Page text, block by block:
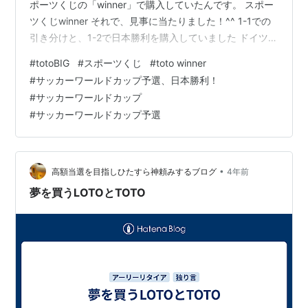
ポーツくじの「winner」で購入していたんです。 スポー
ツくじwinner それで、見事に当たりました！^^ 1-1での
引き分けと、1-2で日本勝利を購入していました ドイツ1
す。 とはいえ、200円を1枚ずつしか買っていませんでし
たので、当選額はそれほど高くないとは思います。先ほ
ど、当選確認のためにログインしたのですが当選結果が
まだ未発表ということで当選額も表示されていませんで
した。予想するに、5倍の1000円くらいかなという気が
しま…
#totoBIG #スポーツくじ #toto winner
#サッカーワールドカップ予選、日本勝利！
#サッカーワールドカップ
#サッカーワールドカップ予選
高額当選を目指しひたすら神頼みするブログ • 4年前
夢を買うLOTOとTOTO